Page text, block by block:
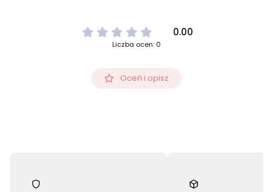
0.00
Liczba ocen: 0
Oceń i opisz